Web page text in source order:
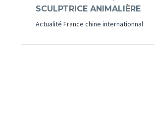
SCULPTRICE ANIMALIÈRE
Actualité France chine internationnal